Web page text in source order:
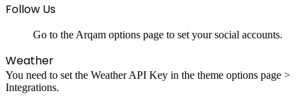
Follow Us
Go to the Arqam options page to set your social accounts.
Weather
You need to set the Weather API Key in the theme options page >
Integrations.